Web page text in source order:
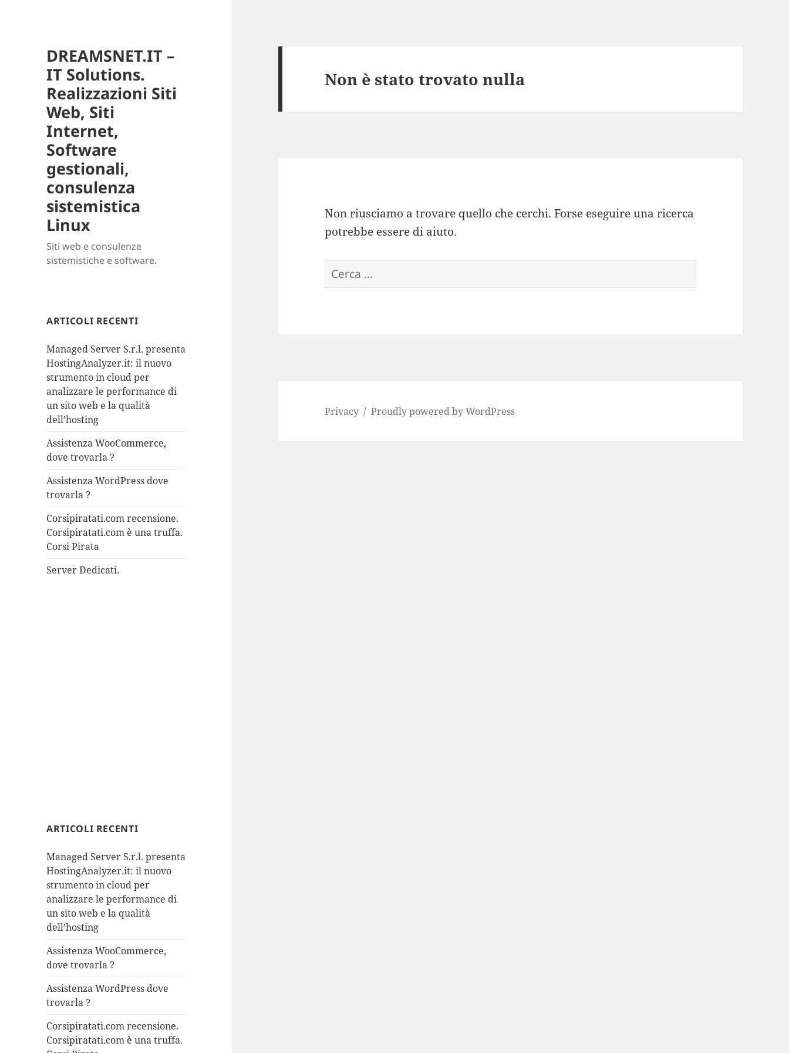
DREAMSNET.IT –
IT Solutions.
Realizzazioni Siti
Web, Siti
Internet,
Software
gestionali,
consulenza
sistemistica
Linux
Siti web e consulenze
sistemistiche e software.
ARTICOLI RECENTI
Managed Server S.r.l. presenta
HostingAnalyzer.it: il nuovo
strumento in cloud per
analizzare le performance di
un sito web e la qualità
dell’hosting
Assistenza WooCommerce,
dove trovarla ?
Assistenza WordPress dove
trovarla ?
Corsipiratati.com recensione.
Corsipiratati.com è una truffa.
Corsi Pirata
Server Dedicati.
ARTICOLI RECENTI
Managed Server S.r.l. presenta
HostingAnalyzer.it: il nuovo
strumento in cloud per
analizzare le performance di
un sito web e la qualità
dell’hosting
Assistenza WooCommerce,
dove trovarla ?
Assistenza WordPress dove
trovarla ?
Corsipiratati.com recensione.
Corsipiratati.com è una truffa.
Non è stato trovato nulla
Non riusciamo a trovare quello che cerchi. Forse eseguire una ricerca
potrebbe essere di aiuto.
R
i
e
Privacy Proudly powered by WordPress